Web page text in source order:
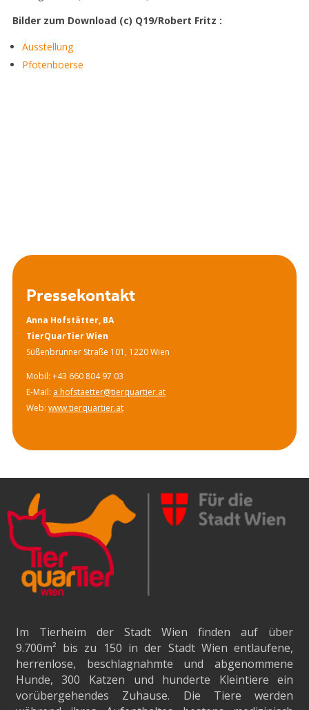
Bilder zum Download (c) Q19/Robert Fritz :
Ausstellung
Pfotenboerse
Pressekontakt
Anna Hofstätter, BA
TierQuarTier Wien
Süßenbrunner Straße 101, 1220 Wien
Mobil: +43 660 804 97 03
E-Mail: a.hofstaetter@tierquartier.at
Web: www.tierquartier.at
Im Tierheim der Stadt Wien finden auf über
9.700m² bis zu 150 in der Stadt Wien entlaufene,
herrenlose, beschlagnahmte und abgenommene
Hunde, 300 Katzen und hunderte Kleintiere ein
vorübergehendes Zuhause. Die Tiere werden